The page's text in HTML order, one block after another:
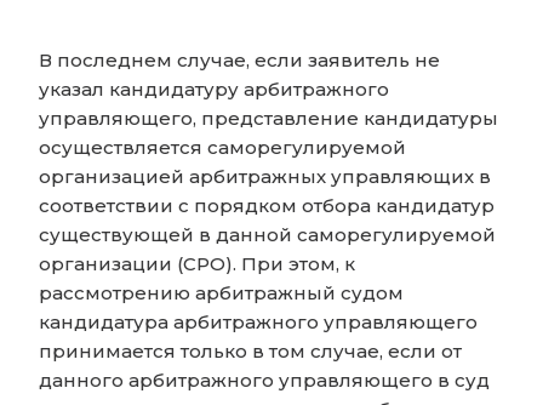
В последнем случае, если заявитель не
указал кандидатуру арбитражного
управляющего, представление кандидатуры
осуществляется саморегулируемой
организацией арбитражных управляющих в
соответствии с порядком отбора кандидатур
существующей в данной саморегулируемой
организации (СРО). При этом, к
рассмотрению арбитражный судом
кандидатура арбитражного управляющего
принимается только в том случае, если от
данного арбитражного управляющего в суд